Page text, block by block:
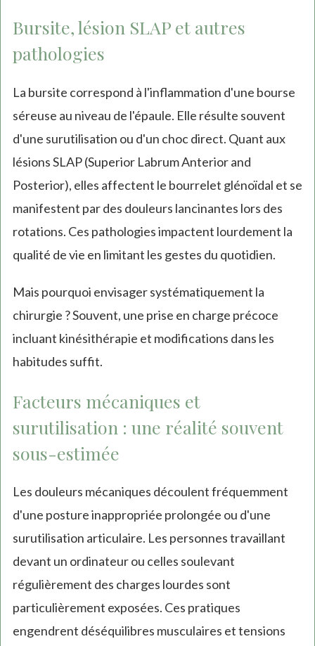
Bursite, lésion SLAP et autres
pathologies
La bursite correspond à l'inflammation d'une bourse
séreuse au niveau de l'épaule. Elle résulte souvent
d'une surutilisation ou d'un choc direct. Quant aux
lésions SLAP (Superior Labrum Anterior and
Posterior), elles affectent le bourrelet glénoïdal et se
manifestent par des douleurs lancinantes lors des
rotations. Ces pathologies impactent lourdement la
qualité de vie en limitant les gestes du quotidien.
Mais pourquoi envisager systématiquement la
chirurgie ? Souvent, une prise en charge précoce
incluant kinésithérapie et modifications dans les
habitudes suffit.
Facteurs mécaniques et
surutilisation : une réalité souvent
sous-estimée
Les douleurs mécaniques découlent fréquemment
d'une posture inappropriée prolongée ou d'une
surutilisation articulaire. Les personnes travaillant
devant un ordinateur ou celles soulevant
régulièrement des charges lourdes sont
particulièrement exposées. Ces pratiques
engendrent déséquilibres musculaires et tensions